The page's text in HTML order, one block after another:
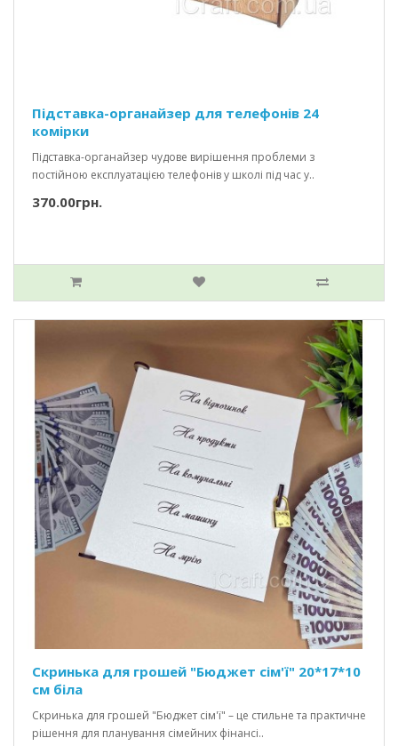
Підставка-органайзер для телефонів 24
комірки
Підставка-органайзер чудове вирішення проблеми з
постійною експлуатацією телефонів у школі під час у..
370.00грн.
Скринька для грошей "Бюджет сім'ї" 20*17*10
см біла
Скринька для грошей "Бюджет сім'ї" – це стильне та практичне
рішення для планування сімейних фінансі..